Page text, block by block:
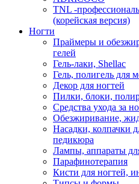
TNL -
(корейская версия)
Ногти
Праймеры и
гелей
Гель-лаки, Shellac
Гель, полигель для
Декор для ногтей
Пилки, блоки,
Средства ухода за
Обезжиривание,
Насадки, колпачки
педикюра
Лампы, аппараты
Парафинотерапия
Кисти для ногтей,